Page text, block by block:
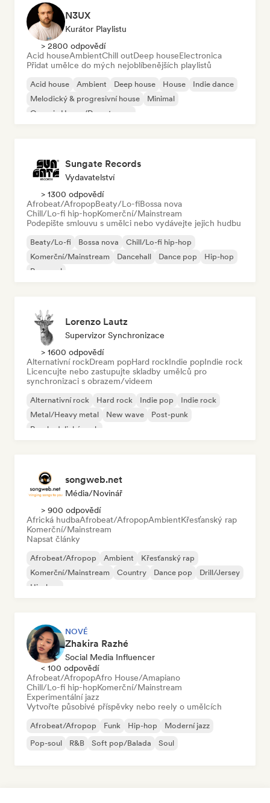
N3UX
Kurátor Playlistu
> 2800 odpovědí
Acid houseAmbientChill outDeep houseElectronica
Přidat umělce do mých nejoblíbenějších playlistů
Acid house Ambient Deep house House
Indie dance
Melodický & progresivní house
Minimal
Organic House/Downtempo
Sungate Records
Vydavatelství
> 1300 odpovědí
Afrobeat/AfropopBeaty/Lo-fiBossa nova
Chill/Lo-fi hip-hopKomerční/Mainstream
Podepište smlouvu s umělci nebo vydávejte jejich hudbu
Beaty/Lo-fi Bossa nova
Chill/Lo-fi hip-hop
Komerční/Mainstream
Dancehall Dance pop
Hip-hop
Pop-soul
Lorenzo Lautz
Supervizor Synchronizace
> 1600 odpovědí
Alternativní rockDream popHard rockIndie popIndie rock
Licencujte nebo zastupujte skladby umělců pro
synchronizaci s obrazem/videem
Alternativní rock Hard rock Indie pop
Indie rock
Metal/Heavy metal
New wave
Post-punk
Psychedelický rock
songweb.net
Média/novinář
> 900 odpovědí
Africká hudbaAfrobeat/AfropopAmbientKřesťanský rap
Komerční/Mainstream
Napsat články
Afrobeat/Afropop Ambient
Křesťanský rap
Komerční/Mainstream
Country Dance pop
Drill/Jersey
Hip-hop
NOVÉ
Zhakira Razhé
Social Media Influencer
< 100 odpovědí
Afrobeat/AfropopAfro House/Amapiano
Chill/Lo-fi hip-hopKomerční/Mainstream
Experimentální jazz
Vytvořte působivé příspěvky nebo reely o umělcích
Afrobeat/Afropop Funk Hip-hop
Moderní jazz
Pop-soul
R&B Soft pop/Balada Soul